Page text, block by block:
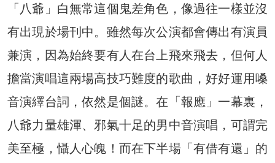
「八爺」白無常這個鬼差角色，像過往一樣並沒
有出現於場刊中。雖然每次公演都會傳出有演員
兼演，因為始終要有人在台上飛來飛去，但何人
擔當演唱這兩場高技巧難度的歌曲，好好運用嗓
音演繹台詞，依然是個謎。在「報應」一幕裏，
八爺力量雄渾、邪氣十足的男中音演唱，可謂完
美至極，懾人心魄！而在下半場「有借有還」的